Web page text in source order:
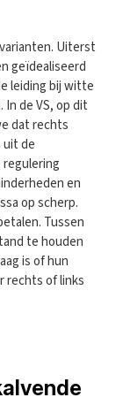
Uiterst
geïdealiseerd
leiding bij witte
de VS, op dit
dat rechts
uit de
en
op scherp.
Tussen
te houden
is of hun
rechts of links